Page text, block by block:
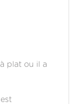
plat ou il a